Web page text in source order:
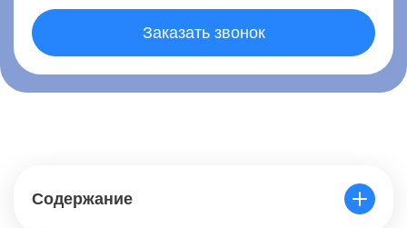
Заказать звонок
Содержание